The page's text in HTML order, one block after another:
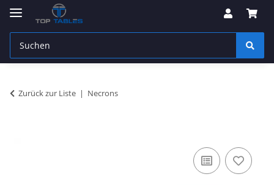
Zurück zur Liste Necrons